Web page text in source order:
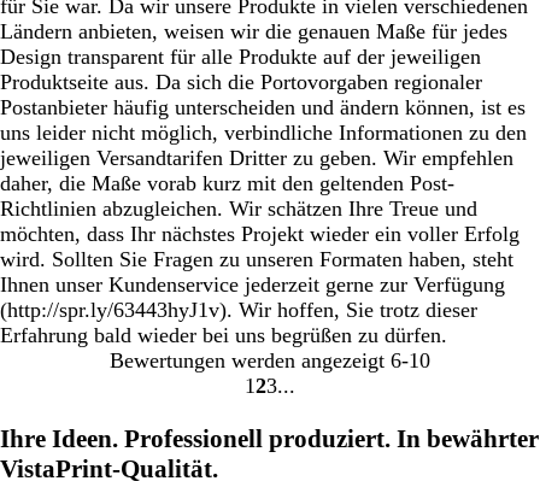
für Sie war. Da wir unsere Produkte in vielen verschiedenen
Ländern anbieten, weisen wir die genauen Maße für jedes
Design transparent für alle Produkte auf der jeweiligen
Produktseite aus. Da sich die Portovorgaben regionaler
Postanbieter häufig unterscheiden und ändern können, ist es
uns leider nicht möglich, verbindliche Informationen zu den
jeweiligen Versandtarifen Dritter zu geben. Wir empfehlen
daher, die Maße vorab kurz mit den geltenden Post-
Richtlinien abzugleichen. Wir schätzen Ihre Treue und
möchten, dass Ihr nächstes Projekt wieder ein voller Erfolg
wird. Sollten Sie Fragen zu unseren Formaten haben, steht
Ihnen unser Kundenservice jederzeit gerne zur Verfügung
(http://spr.ly/63443hyJ1v). Wir hoffen, Sie trotz dieser
Erfahrung bald wieder bei uns begrüßen zu dürfen.
Bewertungen werden angezeigt 6-10
Gehe
Seite
1 Gehe
Seite
2Gehe
Seite
3
Ihre Ideen. Professionell produziert. In bewährter
VistaPrint-Qualität.